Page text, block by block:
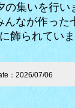
の集いを行い
んなが作った
飾られてい
：2026/07/06